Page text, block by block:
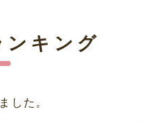
ンキング
した。